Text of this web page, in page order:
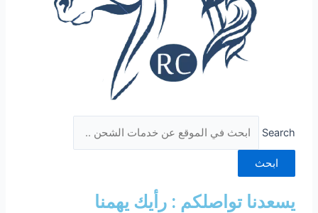
Search
ابحث
يسعدنا تواصلكم : رأيك يهمنا